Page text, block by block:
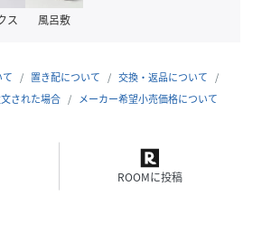
、物撮り画像をご参考にしてくださ
いください。
ス 風呂敷
置き配について
交換・返品について
された場合
メーカー希望小売価格について
ROOMに投稿